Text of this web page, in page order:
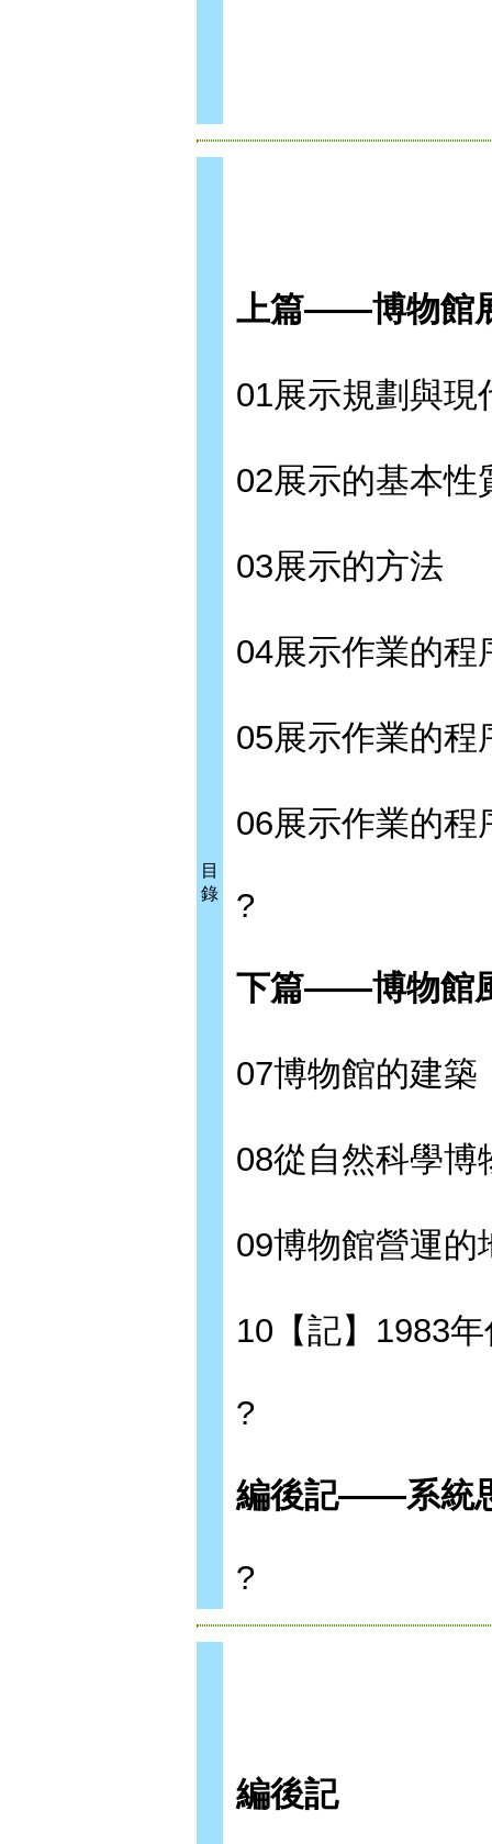
目
錄
上篇——博物館
01展示規劃與現
02展示的基本性
03展示的方法
04展示作業的
05展示作業的
06展示作業的
?
下篇——博物館
07博物館的建築
08從自然科學博
09博物館營運的
10【記】1983
?
編後記——系統
?
編後記